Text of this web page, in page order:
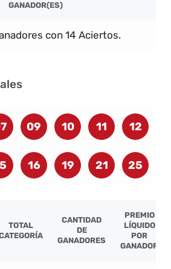
GANADOR(ES)
con 14 Aciertos.
09 10 11 12
16 19 21 25
TOTAL
CANTIDAD
DE
GANADORES
PREMIO
LÍQUIDO
POR
GANADOR